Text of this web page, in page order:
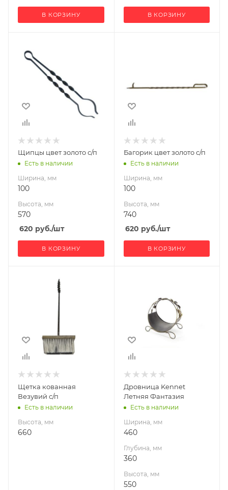
В КОРЗИНУ В КОРЗИНУ
100
Высота, мм
Щипцы цвет золото с/п
Есть в наличии
Ширина, мм
100
Высота, мм
570
620 руб./шт
В КОРЗИНУ
740
Багорик цвет золото с/п
Есть в наличии
Ширина, мм
100
Высота, мм
740
620 руб./шт
В КОРЗИНУ
Щетка кованная
Везувий с/п
Есть в наличии
Высота, мм
660
Глубина, мм
Высота, мм
550
Материал
Сталь
Дровница Kennet
Летняя Фантазия
Есть в наличии
Ширина, мм
460
Глубина, мм
360
Высота, мм
550